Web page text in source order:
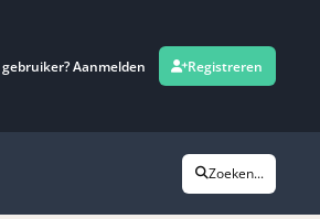
Aanmelden Registreren
Zoeken...